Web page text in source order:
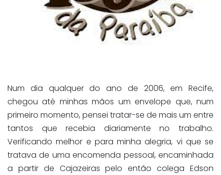
Num dia qualquer do ano de 2006, em Recife,
chegou até minhas mãos um envelope que, num
primeiro momento, pensei tratar-se de mais um entre
tantos que recebia diariamente no trabalho.
Verificando melhor e para minha alegria, vi que se
tratava de uma encomenda pessoal, encaminhada
a partir de Cajazeiras pelo então colega Edson